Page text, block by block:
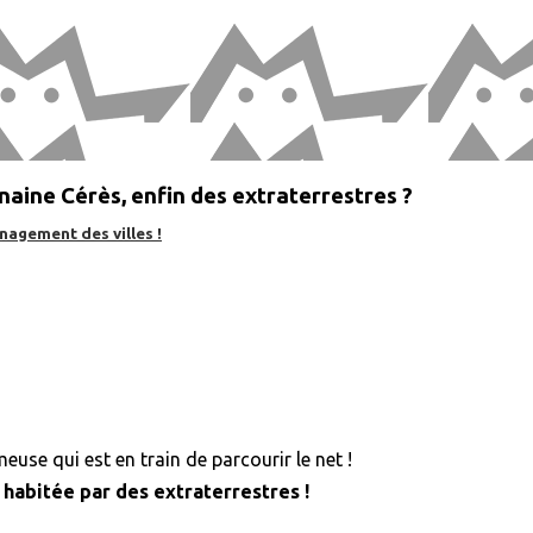
des villes !
Cérès, enfin des extraterrestres ?
qui est en train de parcourir le net !
habitée par des extraterrestres !